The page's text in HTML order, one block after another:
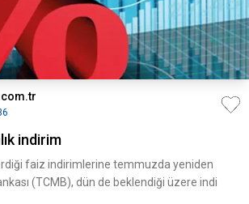
indirim
faiz indirimlerine temmuzda yeniden
(TCMB), dün de beklendiği üzere indi